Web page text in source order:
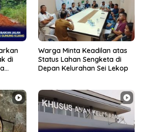
di
Warga Minta Keadilan atas
Status Lahan Sengketa di
Depan Kelurahan Sei Lekop